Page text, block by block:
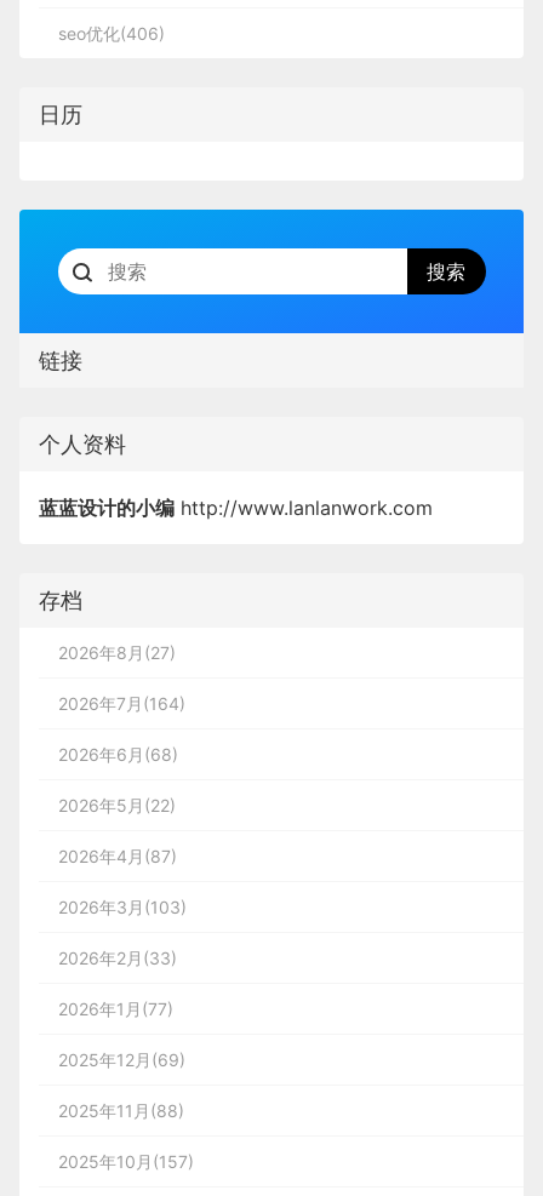
seo优化(406)
日历
链接
个人资料
蓝蓝设计的小编 http://www.lanlanwork.com
存档
2026年8月(27)
2026年7月(164)
2026年6月(68)
2026年5月(22)
2026年4月(87)
2026年3月(103)
2026年2月(33)
2026年1月(77)
2025年12月(69)
2025年11月(88)
2025年10月(157)